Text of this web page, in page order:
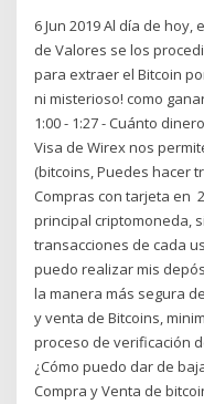
6 Jun 2019 Al día de
de Valores se los
para extraer el Bitcoin
ni misterioso! como
1:00 - 1:27 - Cuánto
Visa de Wirex nos
(bitcoins, Puedes hacer
Compras con tarjeta en
principal criptomoneda,
transacciones de cada
puedo realizar mis
la manera más segura
y venta de Bitcoins,
proceso de verificación
¿Cómo puedo dar de
Compra y Venta de